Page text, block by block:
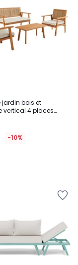
jardin bois et
vertical 4 places
-10%